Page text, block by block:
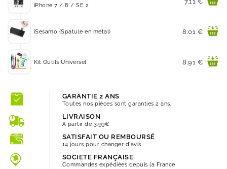
iPhone 7 / 8 / SE 2
iSesamo (Spatule en métal) Prix
8.01 €
Kit Outils Universel Prix
8.91 €
GARANTIE 2 ANS
Toutes nos pièces sont garanties 2 ans.
LIVRAISON
A partir de 3.99€
SATISFAIT OU REMBOURSÉ
14 jours pour changer d'avis
SOCIETE FRANÇAISE
Commandes expédiées depuis la France